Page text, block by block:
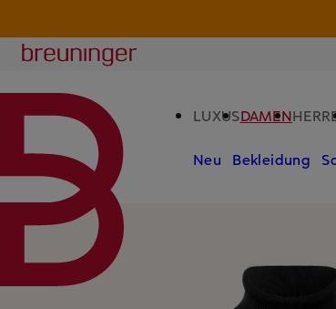
Breuninger
LUXUSDAMEN
Neu Bekleidung